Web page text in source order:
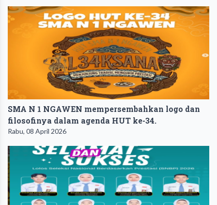
SMA N 1 NGAWEN mempersembahkan logo dan
filosofinya dalam agenda HUT ke-34.
Rabu, 08 April 2026